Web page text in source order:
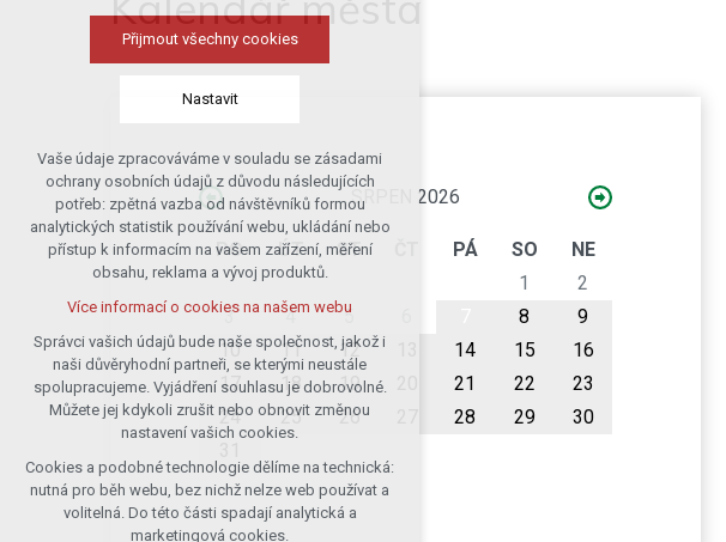
SRPEN 2026
PO ÚT ST PÁ SO
NE
1
2
3
4 5 8
9
10
11 12 14 15
16
17
18 19 21 22
23
24
25 26 28 29
30
Přijmout všechny cookies
Nastavit
Technická cookies
nutná pro provozování webu
udržení kontextu stránek (session):
případná přihlášení, volby jazyka, apod.
Volitelná cookies
analytická pro anonymizované
vyhodnocení návštěvnosti
marketingová cookies (Google)
Více informací o cookies na našem webu
Přijmout všechny cookies
Odmítnout vše
Vaše údaje zpracováváme v souladu se zásadami
ochrany osobních údajů z důvodu následujících
potřeb: zpětná vazba od návštěvníků formou
analytických statistik používání webu, ukládání nebo
přístup k informacím na vašem zařízení, měření
obsahu, reklama a vývoj produktů.
Více informací o cookies na našem webu
Správci vašich údajů bude naše společnost, jakož i
naši důvěryhodní partneři, se kterými neustále
spolupracujeme. Vyjádření souhlasu je dobrovolné.
Můžete jej kdykoli zrušit nebo obnovit změnou
nastavení vašich cookies.
Cookies a podobné technologie dělíme na technická:
nutná pro běh webu, bez nichž nelze web používat a
volitelná. Do této části spadají analytická a
marketingová cookies.